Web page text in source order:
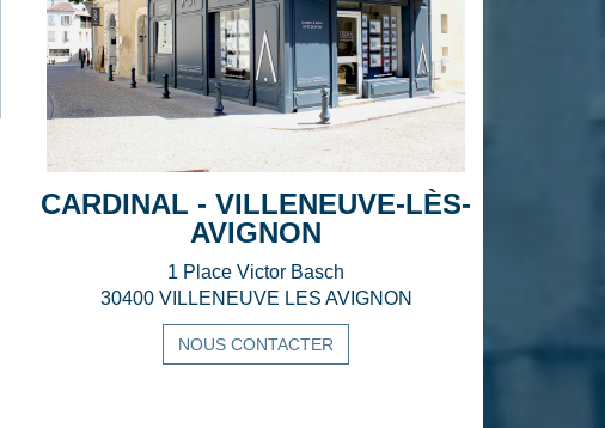
CARDINAL - VILLENEUVE-LÈS-
AVIGNON
1 Place Victor Basch
30400 VILLENEUVE LES AVIGNON
NOUS CONTACTER